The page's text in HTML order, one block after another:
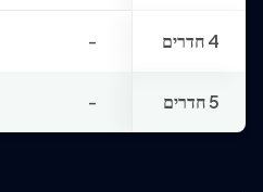
4 חדרים -
5 חדרים -